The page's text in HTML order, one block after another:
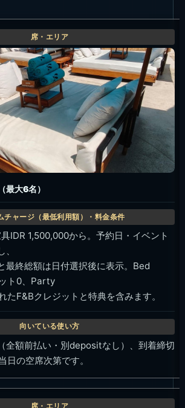
大6名）
IDR 1,500,000から。予約日・イベント
最終総額は日付選択後に表示。Bed
ト0、Party
たF&Bクレジットと特典を含みます。
全額前払い・別depositなし）、到着締切
の空席次第です。